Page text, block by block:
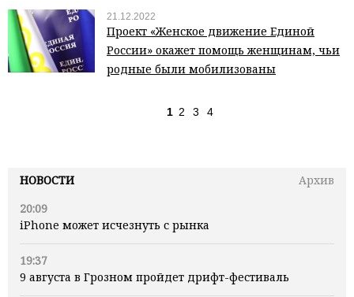
НОВОСТИ
Архив
20:09
iPhone может исчезнуть с рынка
19:37
9 августа в Грозном пройдет дрифт-фестиваль
21.12.2022
Проект «Женское движение Единой
России» окажет помощь женщинам, чьи
родные были мобилизованы
1 2 3 4